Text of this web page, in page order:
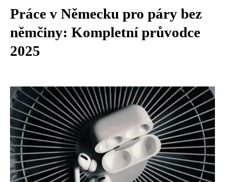
Práce v Německu pro páry bez
němčiny: Kompletní průvodce
2025